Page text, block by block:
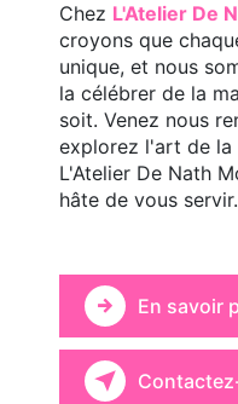
Chez L'Atelier De
croyons que
unique, et nous
la célébrer de la
soit. Venez nous
explorez l'art de la
L'Atelier De Nath
hâte de vous servir.
En savoir